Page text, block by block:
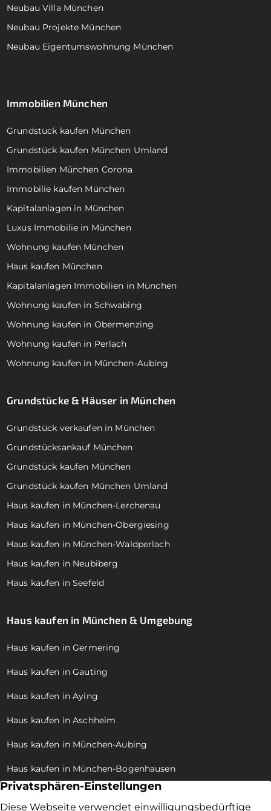
Neubau Villa München
Neubau Projekte München
Neubau Eigentumswohnung München
Immobilien München
Grundstück kaufen München
Grundstück kaufen München Umland
Immobilien München Corona
Immobilie kaufen München
Kapitalanlagen in München
Luxus Immobilie in München
Wohnung kaufen München
Haus kaufen München
Kapitalanlagen Immobilien in München
Wohnung kaufen in Schwabing
Wohnung kaufen in Obermenzing
Wohnung kaufen in Perlach
Wohnung kaufen in München-Aubing
Grundstücke & Häuser in München
Grundstück verkaufen in München
Grundstücksankauf München
Grundstück kaufen München
Grundstück kaufen München Umland
Haus kaufen in München-Lerchenau
Haus kaufen in München-Obergiesing
Haus kaufen in München-Waldperlach
Haus kaufen in Neubiberg
Haus kaufen in Seefeld
Haus kaufen in München & Umgebung
Haus kaufen in Germering
Haus kaufen in Gauting
Haus kaufen in Aying
Haus kaufen in Aschheim
Haus kaufen in München-Aubing
Haus kaufen in München-Bogenhausen
Haus kaufen in München-Allach